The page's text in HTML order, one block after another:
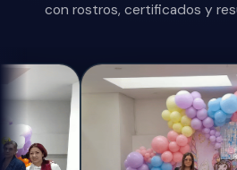
con rostros, certificados y
💜
Una